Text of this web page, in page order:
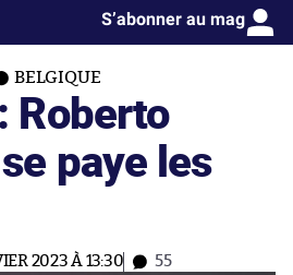
S’abonner au mag
BELGIQUE
Roberto
paye les
2023 À 13:30 55